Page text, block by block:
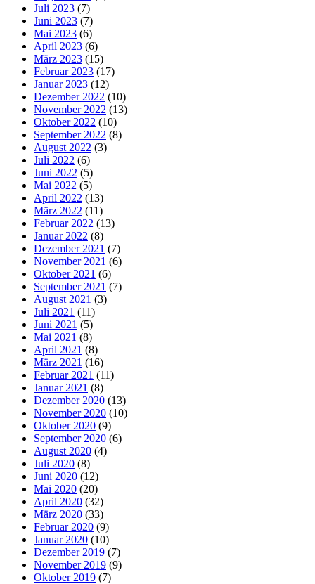
Juli 2023 (7)
Juni 2023 (7)
Mai 2023 (6)
April 2023 (6)
März 2023 (15)
Februar 2023 (17)
Januar 2023 (12)
Dezember 2022 (10)
November 2022 (13)
Oktober 2022 (10)
September 2022 (8)
August 2022 (3)
Juli 2022 (6)
Juni 2022 (5)
Mai 2022 (5)
April 2022 (13)
März 2022 (11)
Februar 2022 (13)
Januar 2022 (8)
Dezember 2021 (7)
November 2021 (6)
Oktober 2021 (6)
September 2021 (7)
August 2021 (3)
Juli 2021 (11)
Juni 2021 (5)
Mai 2021 (8)
April 2021 (8)
März 2021 (16)
Februar 2021 (11)
Januar 2021 (8)
Dezember 2020 (13)
November 2020 (10)
Oktober 2020 (9)
September 2020 (6)
August 2020 (4)
Juli 2020 (8)
Juni 2020 (12)
Mai 2020 (20)
April 2020 (32)
März 2020 (33)
Februar 2020 (9)
Januar 2020 (10)
Dezember 2019 (7)
November 2019 (9)
Oktober 2019 (7)